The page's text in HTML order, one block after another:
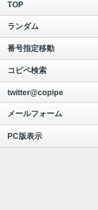
TOP
ランダム
番号指定移動
コピペ検索
twitter@copipe
メールフォーム
PC版表示